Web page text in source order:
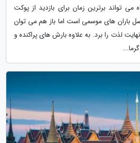
می تواند برترین زمان برای بازدید از پوکت
باران های موسمی است اما باز هم می توان
لذت را برد. به علاوه بارش های پراکنده و